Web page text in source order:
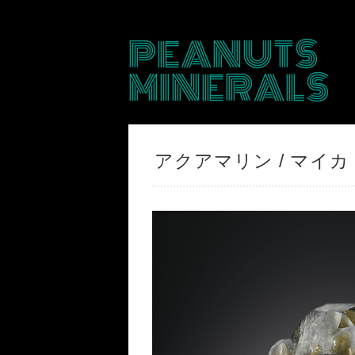
PEANUTS
MINERALS
アクアマリン / マイ